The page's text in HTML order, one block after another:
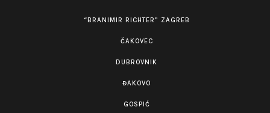
“BRANIMIR RICHTER” ZAGREB
ČAKOVEC
DUBROVNIK
ĐAKOVO
GOSPIĆ